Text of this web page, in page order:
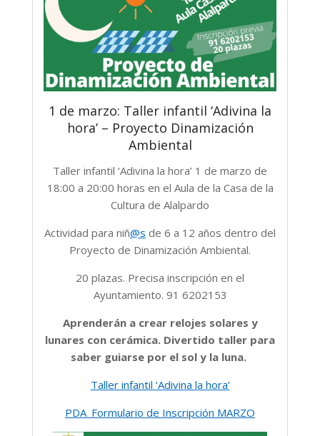
1 de marzo: Taller infantil ‘Adivina la
hora’ – Proyecto Dinamización
Ambiental
Taller infantil ‘Adivina la hora’ 1 de marzo de
18:00 a 20:00 horas en el Aula de la Casa de la
Cultura de Alalpardo
Actividad para niñ@s de 6 a 12 años dentro del
Proyecto de Dinamización Ambiental.
20 plazas. Precisa inscripción en el
Ayuntamiento. 91 6202153
Aprenderán a crear relojes solares y
lunares con cerámica. Divertido taller para
saber guiarse por el sol y la luna.
Taller infantil ‘Adivina la hora’
PDA_Formulario de Inscripción MARZO